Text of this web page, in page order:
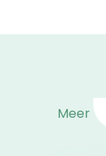
Meer